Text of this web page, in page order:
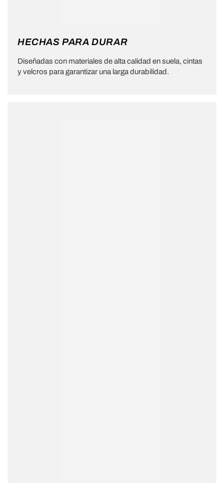
HECHAS PARA DURAR
Diseñadas con materiales de alta calidad en suela, cintas
y velcros para garantizar una larga durabilidad.